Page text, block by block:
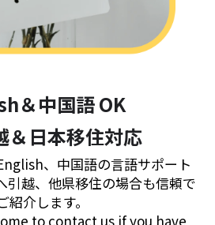
＆中国語 OK
＆日本移住対応
、中国語の言語サポート
引越、他県移住の場合も信頼で
介します。
to contact us if you have